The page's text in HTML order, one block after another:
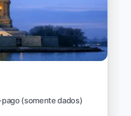
pago (somente dados)